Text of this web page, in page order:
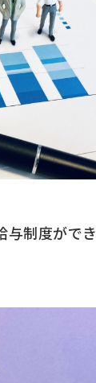
与制度ができ